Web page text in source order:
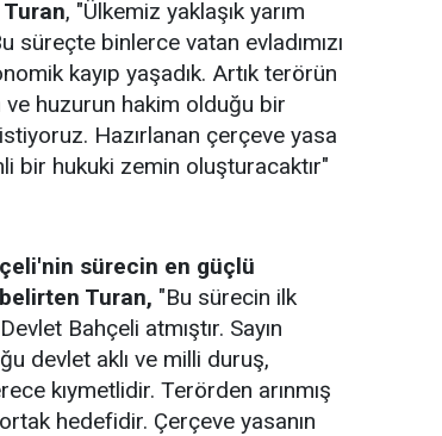
, "Ülkemiz yaklaşık yarım
süreçte binlerce vatan evladımızı
kayıp yaşadık. Artık terörün
huzurun hakim olduğu bir
Hazırlanan çerçeve yasa
bir hukuki zemin oluşturacaktır"
sürecin en güçlü
Turan, "Bu sürecin ilk
Bahçeli atmıştır. Sayın
devlet aklı ve milli duruş,
kıymetlidir. Terörden arınmış
hedefidir. Çerçeve yasanın